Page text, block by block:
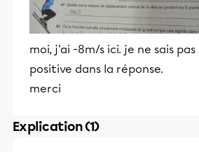
moi, j'ai -8m/s ici. je ne sais
positive dans la réponse.
merci
Explication (1)